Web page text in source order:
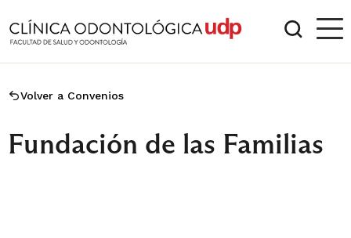
Volver a Convenios
Fundación de las Familias